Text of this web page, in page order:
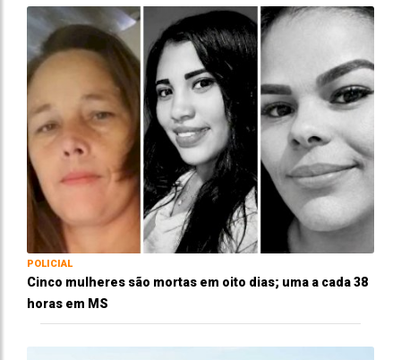
POLICIAL
Cinco mulheres são mortas em oito dias; uma a cada 38
horas em MS